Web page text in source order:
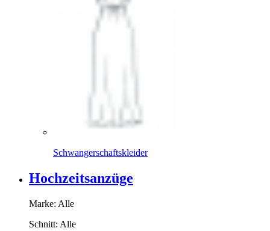
Schwangerschaftskleider
Hochzeitsanzüge
Marke: Alle
Schnitt: Alle